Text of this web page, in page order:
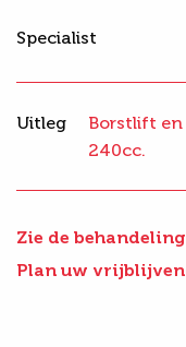
Zie de behandeling
Plan uw
Specialist
Uitleg
Borstlift
240cc.